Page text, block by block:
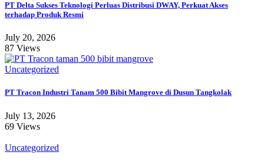
PT Delta Sukses Teknologi Perluas Distribusi DWAY, Perkuat Akses
terhadap Produk Resmi
July 20, 2026
87 Views
Uncategorized
PT Tracon Industri Tanam 500 Bibit Mangrove di Dusun Tangkolak
July 13, 2026
69 Views
Uncategorized